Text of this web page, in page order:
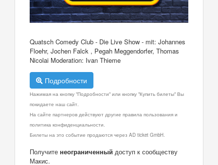
Quatsch Comedy Club - Die Live Show - mit: Johannes
Floehr, Jochen Falck , Pegah Meggendorfer, Thomas
Nicolai Moderation: Ivan Thieme
Подробности
Нажимая на кнопку "Подробности" или кнопку "Купить билеты" Вы
покидаете наш сайт.
На сайте партнеров действуют другие правила пользования и
политика конфиденциальности.
Билеты на это событие продаются через AD ticket GmbH.
Получите неограниченный доступ к сообществу
Макис.